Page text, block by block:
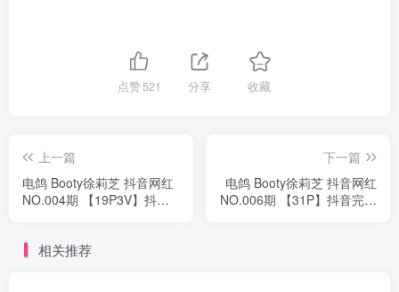
点赞521 分享 收藏
上一篇
电鸽 Booty徐莉芝 抖音网红
NO.004期 【19P3V】抖音
下一篇
电鸽 Booty徐莉芝 抖音网红
NO.006期 【31P】抖音完整
相关推荐